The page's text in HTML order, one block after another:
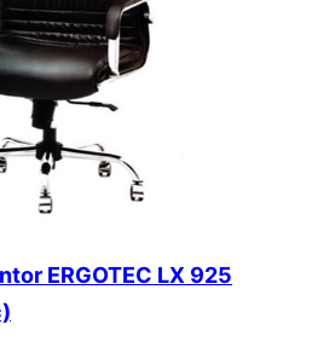
ERGOTEC LX 925